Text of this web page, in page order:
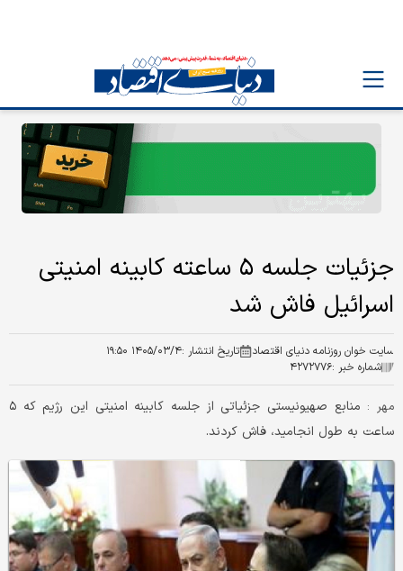
جزئیات جلسه ۵ ساعته کابینه امنیتی
اسرائیل فاش شد
سایت خوان روزنامه دنیای اقتصاد تاریخ انتشار :۱۴۰۵/۰۳/۴ ۱۹:۵۰
شماره خبر :۴۲۷۲۷۷۶
مهر :
منابع صهیونیستی جزئیاتی از جلسه کابینه امنیتی این رژیم که ۵
ساعت به طول انجامید، فاش کردند.